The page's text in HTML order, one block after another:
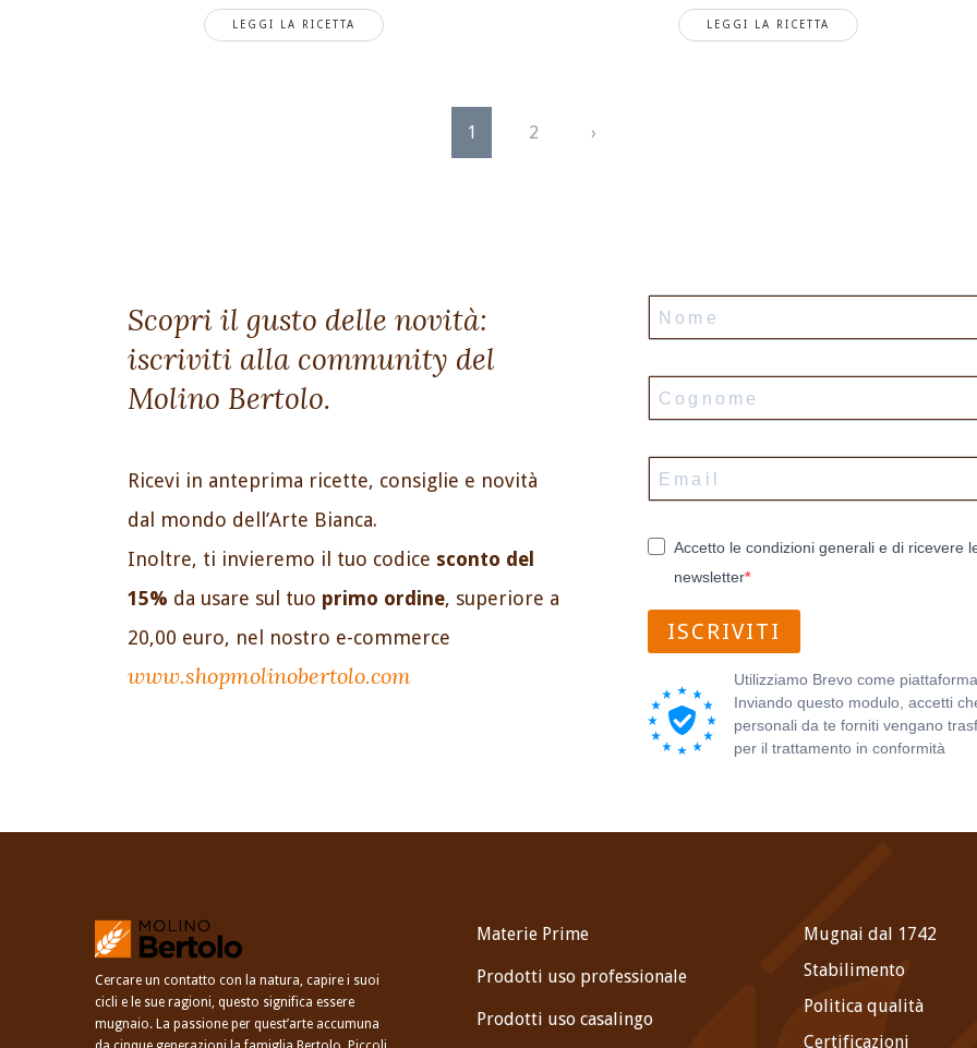
LEGGI LA RICETTA LEGGI LA RICETTA
1 2 ›
Scopri il gusto delle novità:
iscriviti alla community del
Molino Bertolo.
Ricevi in anteprima ricette, consiglie e novità
dal mondo dell’Arte Bianca.
Inoltre, ti invieremo il tuo codice sconto del
15% da usare sul tuo primo ordine, superiore a
20,00 euro, nel nostro e-commerce
www.shopmolinobertolo.com
Accetto le condizioni generali e di ricevere
newsletter
ISCRIVITI
Utilizziamo Brevo come
Inviando questo modulo, accetti
personali da te forniti vengano
per il trattamento in conformità
Cercare un contatto con la natura, capire i suoi
cicli e le sue ragioni, questo significa essere
mugnaio. La passione per quest’arte accumuna
Materie Prime
Prodotti uso professionale
Prodotti uso casalingo
Mugnai dal 1742
Stabilimento
Politica qualità
Certificazioni